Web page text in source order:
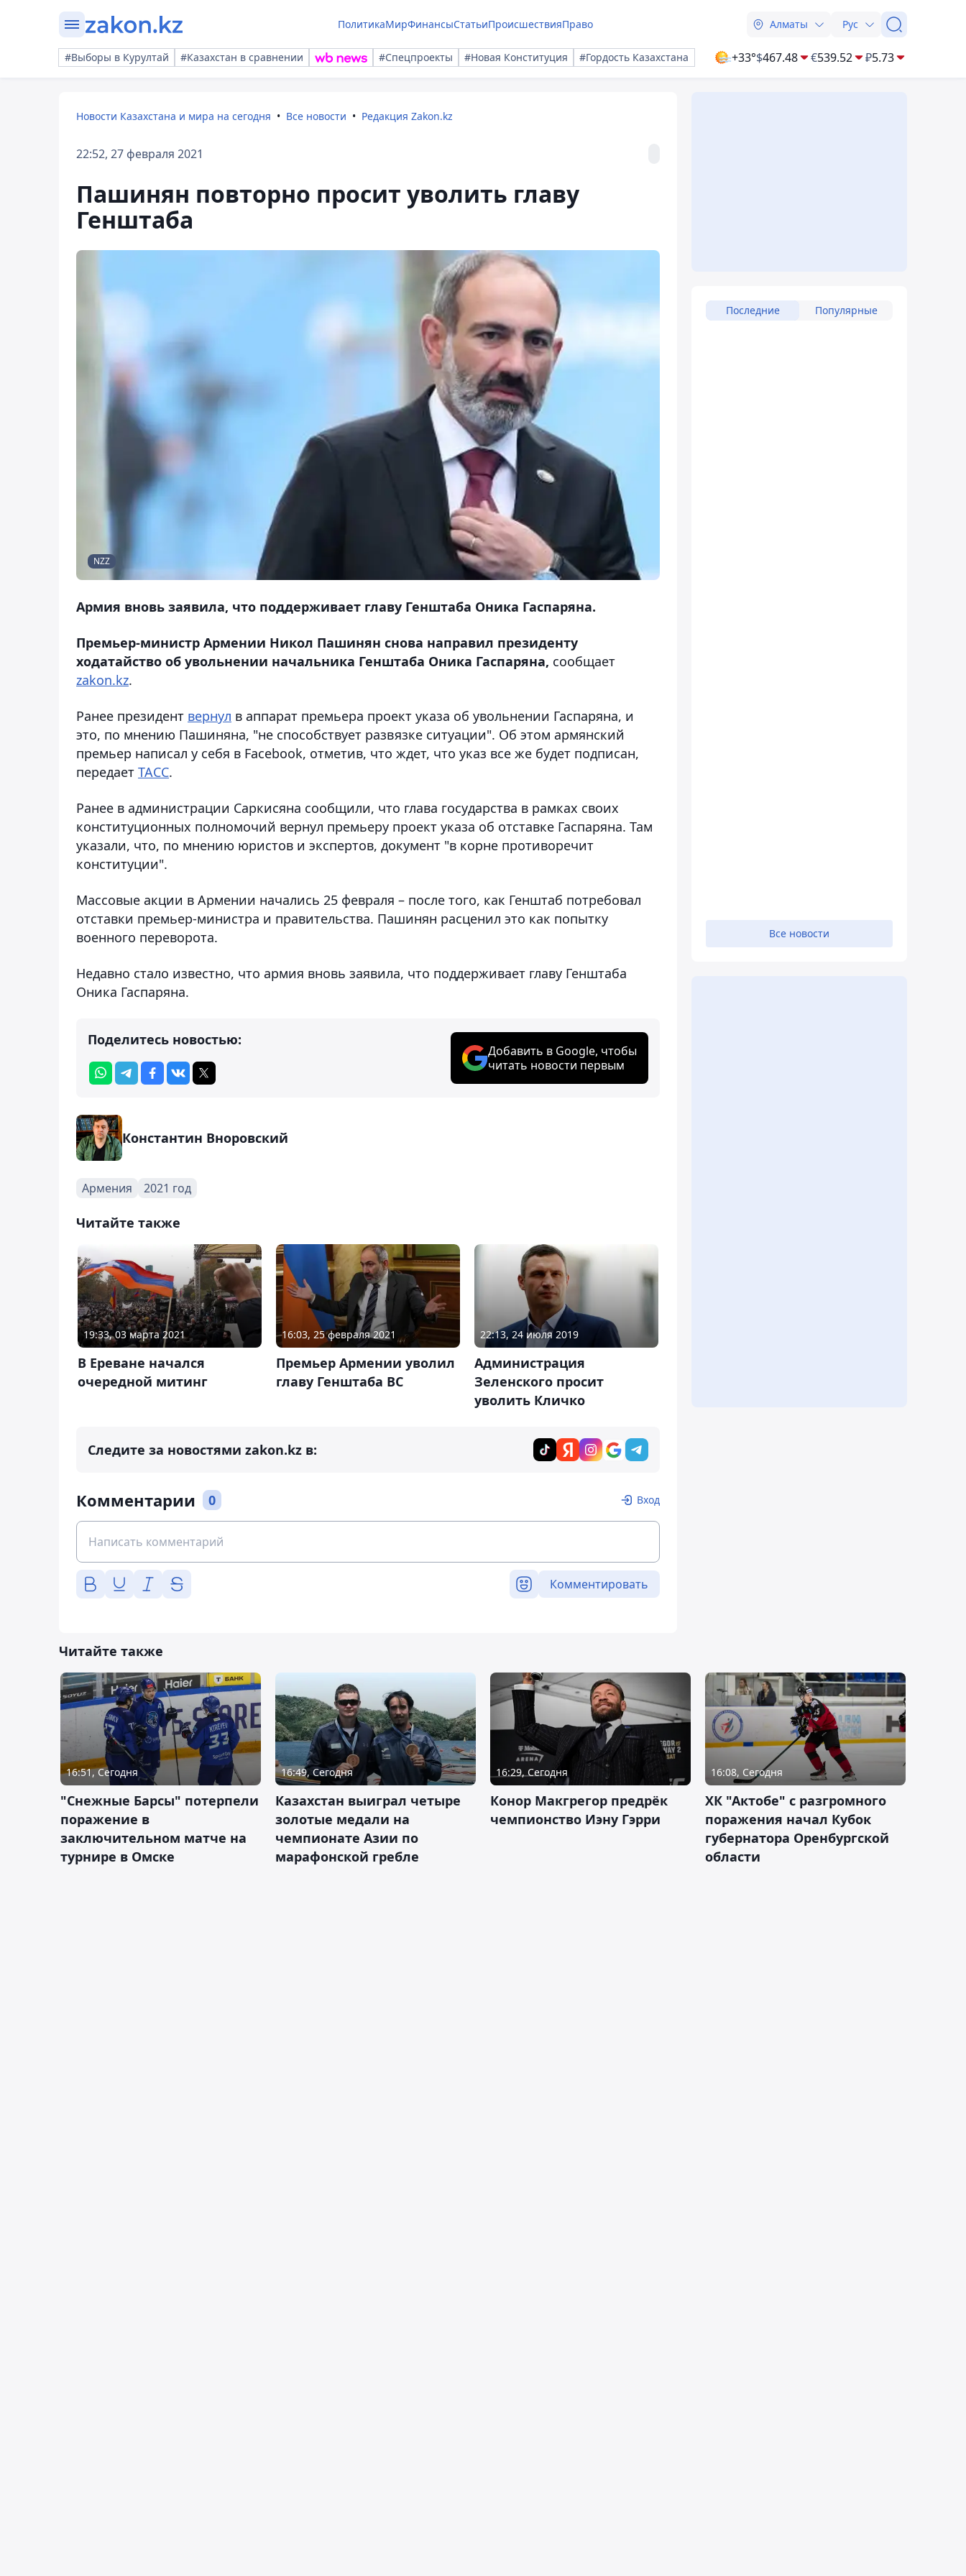
ПолитикаМирФинансыСтатьиПроисшествияПраво Алматы Рус
#Выборы в Курултай #Казахстан в сравнении #Спецпроекты #Новая Конституция #Гордость Казахстана +33°$467.48 €539.52 ₽5.73
Новости Казахстана и мира на сегодня Все новости Редакция Zakon.kz
22:52, 27 февраля 2021
Пашинян повторно просит уволить главу
Генштаба
NZZ
Армия вновь заявила, что поддерживает главу Генштаба Оника Гаспаряна.
Премьер-министр Армении Никол Пашинян снова направил президенту
ходатайство об увольнении начальника Генштаба Оника Гаспаряна, сообщает
zakon.kz.
Ранее президент вернул в аппарат премьера проект указа об увольнении Гаспаряна, и
это, по мнению Пашиняна, "не способствует развязке ситуации". Об этом армянский
премьер написал у себя в Facebook, отметив, что ждет, что указ все же будет подписан,
передает ТАСС.
Ранее в администрации Саркисяна сообщили, что глава государства в рамках своих
конституционных полномочий вернул премьеру проект указа об отставке Гаспаряна. Там
указали, что, по мнению юристов и экспертов, документ "в корне противоречит
конституции".
Массовые акции в Армении начались 25 февраля – после того, как Генштаб потребовал
отставки премьер-министра и правительства. Пашинян расценил это как попытку
военного переворота.
Недавно стало известно, что армия вновь заявила, что поддерживает главу Генштаба
Оника Гаспаряна.
Поделитесь новостью:
Добавить в Google, чтобы
читать новости первым
Константин Вноровский
Армения 2021 год
Читайте также
19:33, 03 марта 2021
В Ереване начался
очередной митинг
16:03, 25 февраля 2021
Премьер Армении уволил
главу Генштаба ВС
22:13, 24 июля 2019
Администрация
Зеленского просит
уволить Кличко
Следите за новостями zakon.kz в:
Комментарии 0 Вход
Комментировать
Последние Популярные
Все новости
Читайте также
16:51, Сегодня
"Снежные Барсы" потерпели
поражение в
заключительном матче на
турнире в Омске
16:49, Сегодня
Казахстан выиграл четыре
золотые медали на
чемпионате Азии по
марафонской гребле
16:29, Сегодня
Конор Макгрегор предрёк
чемпионство Иэну Гэрри
16:08, Сегодня
ХК "Актобе" с разгромного
поражения начал Кубок
губернатора Оренбургской
области